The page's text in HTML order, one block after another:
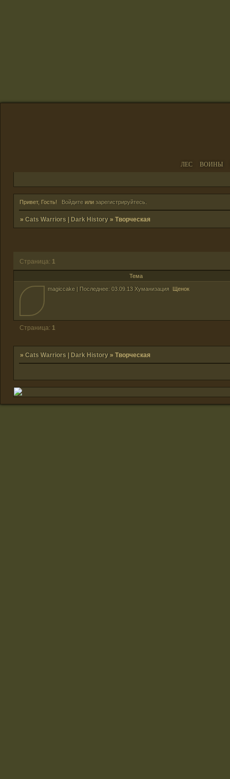
ЛЕС ВОИНЫ
Привет, Гость! Войдитеили зарегистрируйтесь
»Cats Warriors | Dark History »Творческая
Страница: 1
Тема
magiccake | Последнее: 03.09.13 Хуманизация Щенок
Страница: 1
»Cats Warriors | Dark History »Творческая